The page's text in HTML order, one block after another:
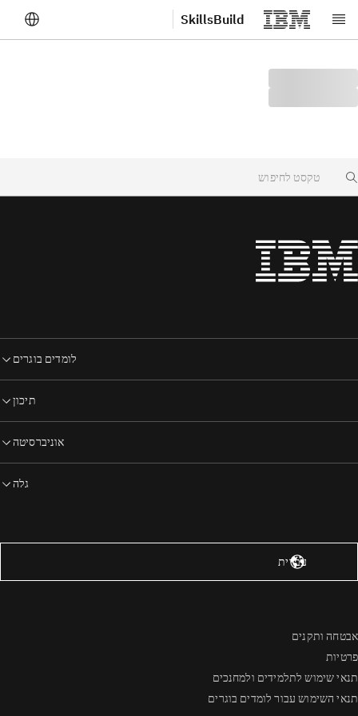
דלג לתוכן הראשי SkillsBuild
Search
לומדים בוגרים
תיכון
אוניברסיטה
גלה
עברית
אבטחה ותקנים
פרטיות
תנאי שימוש לתלמידים ולמחנכים
תנאי השימוש עבור לומדים בוגרים